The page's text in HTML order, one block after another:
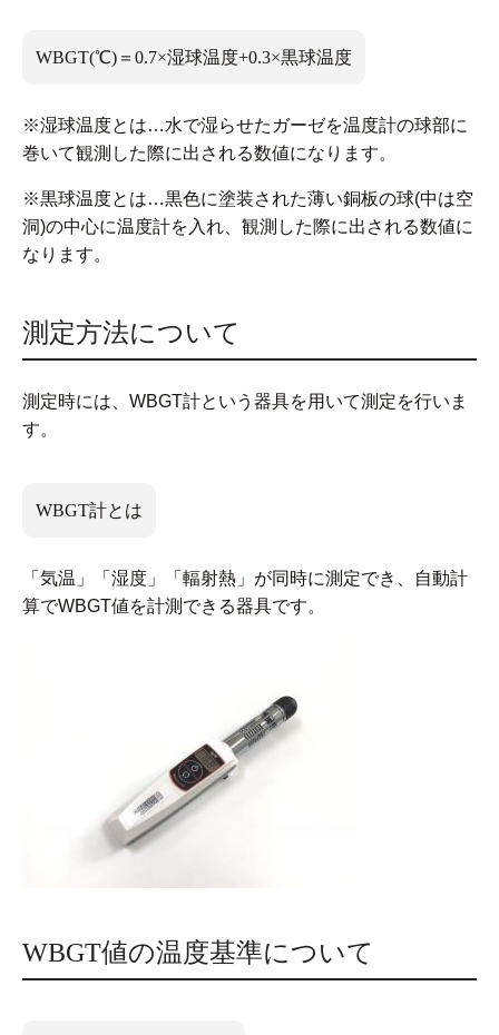
WBGT(℃)＝0.7×湿球温度+0.3×黒球温度
※湿球温度とは…水で湿らせたガーゼを温度計の球部に
巻いて観測した際に出される数値になります。
※黒球温度とは…黒色に塗装された薄い銅板の球(中は空
洞)の中心に温度計を入れ、観測した際に出される数値に
なります。
測定方法について
測定時には、WBGT計という器具を用いて測定を行いま
す。
WBGT計とは
「気温」「湿度」「輻射熱」が同時に測定でき、自動計
算でWBGT値を計測できる器具です。
WBGT値の温度基準について